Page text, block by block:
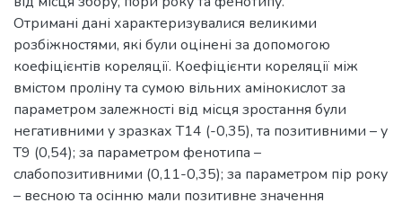
Отримані дані характеризувалися великими
розбіжностями, які були оцінені за допомогою
коефіцієнтів кореляції. Коефіцієнти кореляції між
вмістом проліну та сумою вільних амінокислот за
параметром залежності від місця зростання були
негативними у зразках Т14 (-0,35), та позитивними – у
Т9 (0,54); за параметром фенотипа –
слабопозитивними (0,11-0,35); за параметром пір року
– весною та осінню мали позитивне значення